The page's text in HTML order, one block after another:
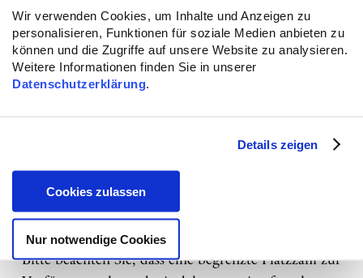
Wir verwenden Cookies, um Inhalte und Anzeigen zu
personalisieren, Funktionen für soziale Medien anbieten zu
können und die Zugriffe auf unsere Website zu analysieren.
Weitere Informationen finden Sie in unserer
Datenschutzerklärung.
Details zeigen
Cookies zulassen
Nur notwendige Cookies
Muslimen, die Opfer von islamfeindlich
motivierten Übergriffen werden?
Wir laden Sie im Namen von CLAIM herzlich dazu
am Dienstag, den 26. Juni 2018 um 12.00 Uhr
Tagungszentrum im Haus der
Bundespressekonferenz, Schiffbauerdamm 40 / Ecke
Reinhardtstraße 55, 10117 Berlin / Raum 4
Bitte beachten Sie, dass eine begrenzte Platzzahl zur